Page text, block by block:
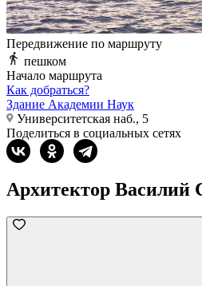
Передвижение по маршруту
пешком
Начало маршрута
Как добраться?
Здание Академии Наук
Университетская наб., 5
Поделиться в социальных сетях
Архитектор Василий